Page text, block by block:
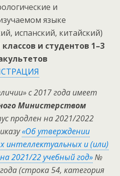
и
языке
испанский, китайский)
и студентов 1–3
с 2017 года имеет
Министерством
продлен на 2021/2022
«Об утверждении
интеллектуальных и (или)
2021/22 учебный год»№
(строка 54, категория